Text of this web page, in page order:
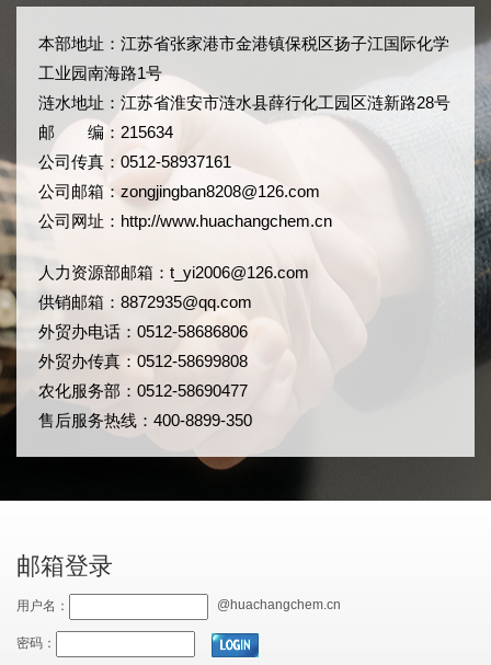
本部地址：江苏省张家港市金港镇保税区扬子江国际化学
工业园南海路1号
涟水地址：江苏省淮安市涟水县薛行化工园区涟新路28号
邮 编：215634
公司传真：0512-58937161
公司邮箱： zongjingban8208@126.com
公司网址： http://www.huachangchem.cn
人力资源部邮箱： t_yi2006@126.com
供销邮箱：8872935@qq.com
外贸办电话：0512-58686806
外贸办传真：0512-58699808
农化服务部：0512-58690477
售后服务热线：400-8899-350
邮箱登录
用户名： @huachangchem.cn
密码：